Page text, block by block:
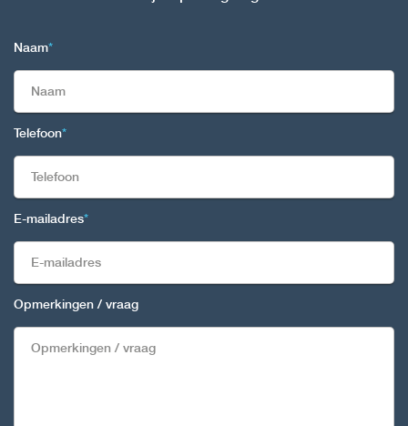
Naam*
Telefoon*
E-mailadres*
Opmerkingen / vraag